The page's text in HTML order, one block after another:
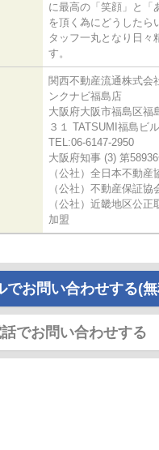
に最高の「笑顔」と「
を頂く為にどうしたら
タッフ一丸となり日々
す。
関西不動産流通
ンクナビ福島店
大阪府大阪市福島区福
３１ TATSUMI福島ビ
TEL:06-6147-2950
大阪府知事 (3) 第
（公社）全日本不動
（公社）不動産保証
（公社）近畿地区公
加盟
でお問い合わせする(
話でお問い合わせする